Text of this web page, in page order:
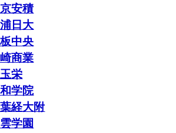
安積
日大
中央
商業
栄
学院
経大附
学園